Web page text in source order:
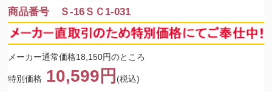
商品番号 Ｓ-16ＳＣ1-031
メーカー通常価格18,150円のところ
特別価格 10,599円 (税込)